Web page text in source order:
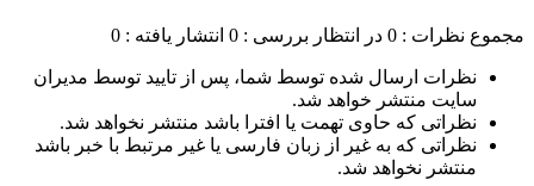
مجموع نظرات : 0 در انتظار بررسی : 0 انتشار یافته : 0
نظرات ارسال شده توسط شما، پس از تایید توسط مدیران
سایت منتشر خواهد شد.
نظراتی که حاوی تهمت یا افترا باشد منتشر نخواهد شد.
نظراتی که به غیر از زبان فارسی یا غیر مرتبط با خبر باشد
منتشر نخواهد شد.